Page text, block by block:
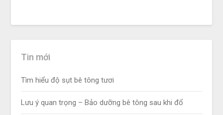
Tin mới
Tìm hiểu độ sụt bê tông tươi
Lưu ý quan trọng – Bảo dưỡng bê tông sau khi đổ